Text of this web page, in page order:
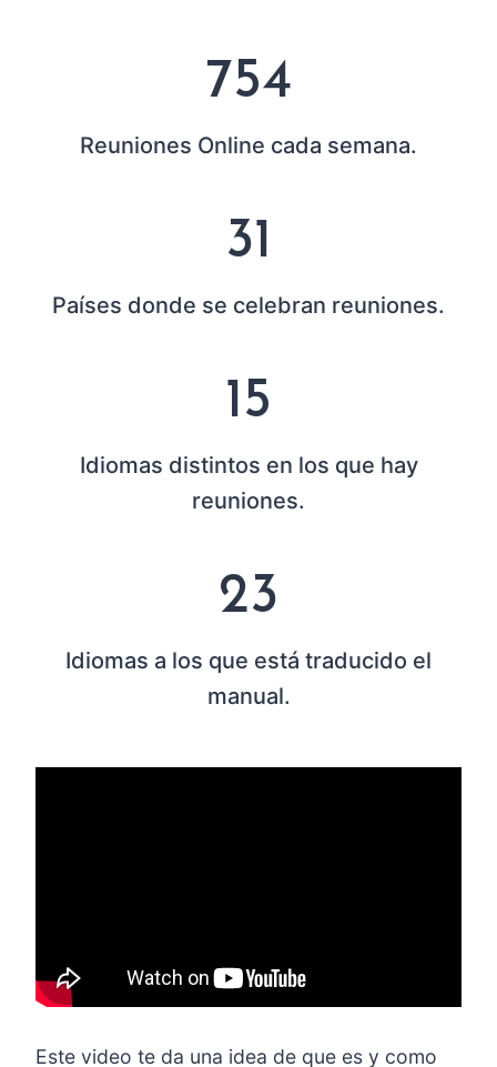
756
Reuniones Online cada semana.
31
Países donde se celebran reuniones.
15
Idiomas distintos en los que hay
reuniones.
23
Idiomas a los que está traducido el
manual.
Este video te da una idea de que es y como